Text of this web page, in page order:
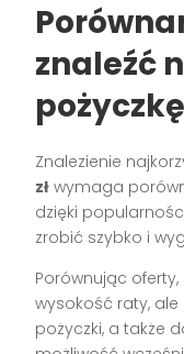
znaleźć
Znalezienie
zł wymaga
dzięki
zrobić szybko i
Porównując
wysokość raty, ale
pożyczki, a także